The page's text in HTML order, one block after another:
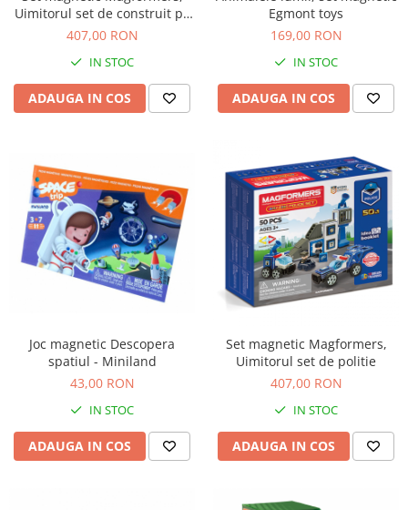
Figurine plus
Jucarii Montessori
Nevoi speciale si sindrom Down
Seturi Numberblocks
Jucarii de motricitate
Jucarii fructe si legume
Puzzle-uri
Puzzle clasic
Puzzle de podea
IQ puzzle
Jucarii bebelusi
Jucarii de baie
Zornaitoare
Jucarii dentitie
Uimitorul set de construit pe
santier
407,00 RON
IN STOC
ADAUGA IN COS
Egmont toys
169,00 RON
IN STOC
ADAUGA IN COS
Joc magnetic Descopera
spatiul - Miniland
43,00 RON
IN STOC
ADAUGA IN COS
Set magnetic Magformers,
Uimitorul set de politie
407,00 RON
IN STOC
ADAUGA IN COS